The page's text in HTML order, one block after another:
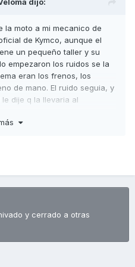
dijo:
la moto a mi mecanico de
de Kymco, aunque el
un pequeño taller y su
empezaron los ruidos se la
eran los frenos, los
de mano. El ruido seguia, y
dije q la llevaria al
problema de frenos,
de solucionarlo, porque
moto va fenomenal, no me
Pero no se cual monta
y cerrado a otras